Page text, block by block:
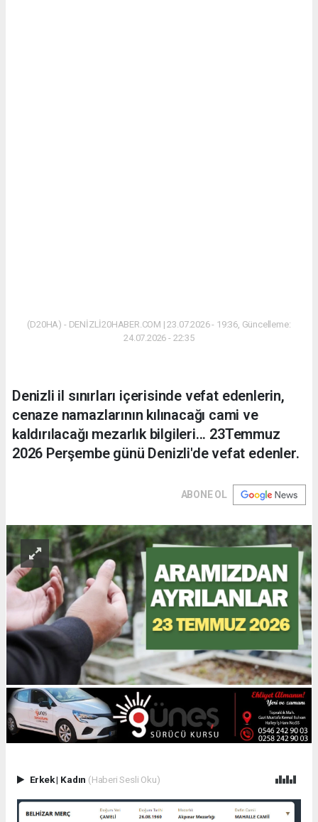
(D20HA) - DENİZLİ20HABER.COM | 23.07.2026 - 19:36, Güncelleme:
24.07.2026 - 22:35
Denizli il sınırları içerisinde vefat edenlerin,
cenaze namazlarının kılınacağı cami ve
kaldırılacağı mezarlık bilgileri... 23Temmuz
2026 Perşembe günü Denizli'de vefat edenler.
ABONE OL
Erkek| Kadın (Haberi Sesli Oku)